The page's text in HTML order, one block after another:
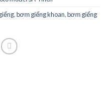
,bơm giếng khoan,bơm giếng